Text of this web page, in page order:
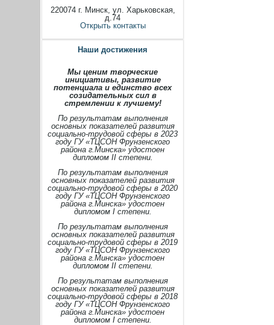
220074 г. Минск, ул. Харьковская,
д.74
Открыть контакты
Наши достижения
Мы ценим творческие
инициативы, развитие
потенциала и единство всех
созидательных сил в
стремлении к лучшему!
По результатам выполнения
основных показателей развития
социально-трудовой сферы в 2023
году ГУ «ТЦСОН Фрунзенского
района г.Минска» удостоен
дипломом II степени.
По результатам выполнения
основных показателей развития
социально-трудовой сферы в 2020
году ГУ «ТЦСОН Фрунзенского
района г.Минска» удостоен
дипломом I степени.
По результатам выполнения
основных показателей развития
социально-трудовой сферы в 2019
году ГУ «ТЦСОН Фрунзенского
района г.Минска» удостоен
дипломом II степени.
По результатам выполнения
основных показателей развития
социально-трудовой сферы в 2018
году ГУ «ТЦСОН Фрунзенского
района г.Минска» удостоен
дипломом I степени.